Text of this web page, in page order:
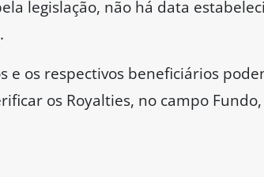
legislação, não há data
e os respectivos beneficiários
os Royalties, no campo Fundo,